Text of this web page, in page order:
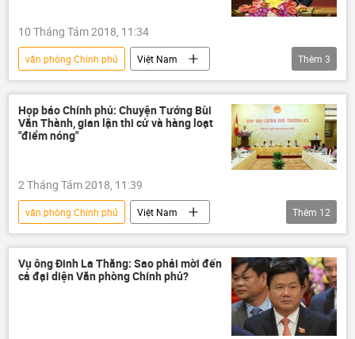
10 Tháng Tám 2018, 11:34
văn phòng Chính phủ
Việt Nam
Chính trị
Bình Thuận
Nguyễn Xuân Phúc
đi nước ngoài
Thêm 3
Họp báo Chính phủ: Chuyện Tướng Bùi
Văn Thành, gian lận thi cử và hàng loạt
"điểm nóng"
2 Tháng Tám 2018, 11:39
văn phòng Chính phủ
Việt Nam
Chính trị
Phùng Xuân Nhạ
Nguyễn Ngọc Đông
Bùi Văn Thành
Trần Việt Tân
Vietnam Airlines
Bộ Công Thương
Thêm 12
Vụ ông Đinh La Thăng: Sao phải mời đến
cả đại diện Văn phòng Chính phủ?